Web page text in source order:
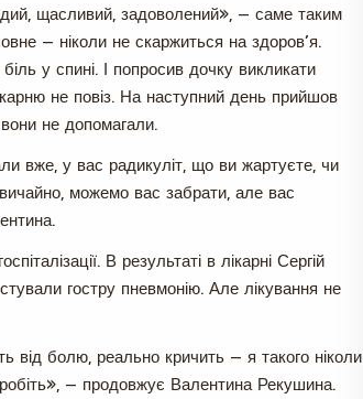
щасливий, задоволений», — саме таким
— ніколи не скаржиться на здоров’я.
у спині. І попросив дочку викликати
не повіз. На наступний день прийшов
вони не допомагали.
вже, у вас радикуліт, що ви жартуєте, чи
можемо вас забрати, але вас
В результаті в лікарні Сергій
гостру пневмонію. Але лікування не
від болю, реально кричить — я такого ніколи
— продовжує Валентина Рекушина.